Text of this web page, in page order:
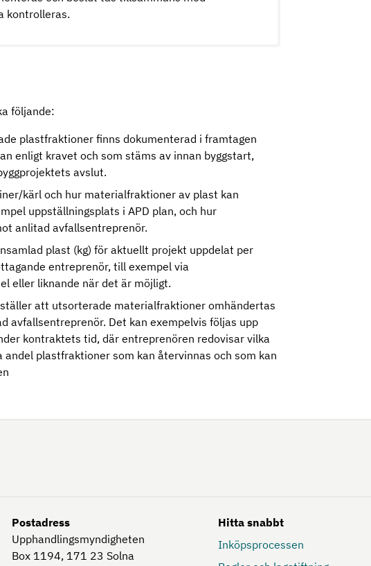
kontrolleras.
följande:
plastfraktioner finns dokumenterad i framtagen
enligt kravet och som stäms av innan byggstart,
avslut.
kärl och hur materialfraktioner av plast kan
uppställningsplats i APD plan, och hur
anlitad avfallsentreprenör.
plast (kg) för aktuellt projekt uppdelat per
entreprenör, till exempel via
eller liknande när det är möjligt.
att utsorterade materialfraktioner omhändertas
avfallsentreprenör. Det kan exempelvis följas upp
kontraktets tid, där entreprenören redovisar vilka
plastfraktioner som kan återvinnas och som kan
Postadress
Upphandlingsmyndigheten
Box 1194, 171 23 Solna
Hitta snabbt
Inköpsprocessen